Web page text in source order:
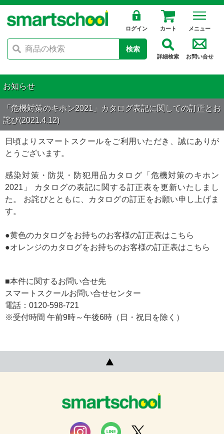
ログイン カート メニュー
検索
詳細検索 お問い合せ
お知らせ
「危機対策のキホン2021」カタログ表記に関しての訂正とお
詫び(2021.4.12)
日頃よりスマートスクールをご利用いただき、誠にありが
とうございます。
感染対策・防災・防犯用品カタログ「危機対策のキホン
2021」 カタログの表記に関する訂正表を更新いたしまし
た。 お詫びとともに、カタログの訂正をお願い申し上げま
す。
●黄色のカタログをお持ちのお客様の訂正表はこちら
●オレンジのカタログをお持ちのお客様の訂正表はこちら
■本件に関するお問い合せ先
スマートスクールお問い合せセンター
電話：0120-598-721
※受付時間 午前9時～午後6時（日・祝日を除く）